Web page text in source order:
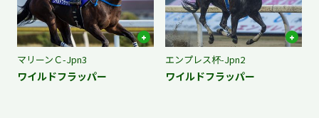
マリーンＣ-Jpn3
ワイルドフラッパー
エンプレス杯-Jpn2
ワイルドフラッパー